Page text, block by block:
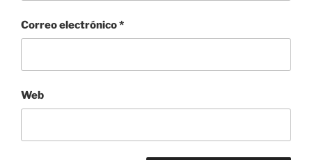
Correo electrónico*
Web